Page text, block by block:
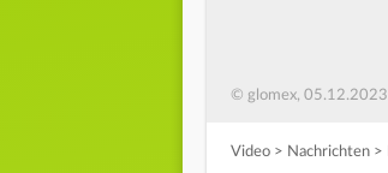
© glomex, 05.12.2023
Video > Nachrichten >